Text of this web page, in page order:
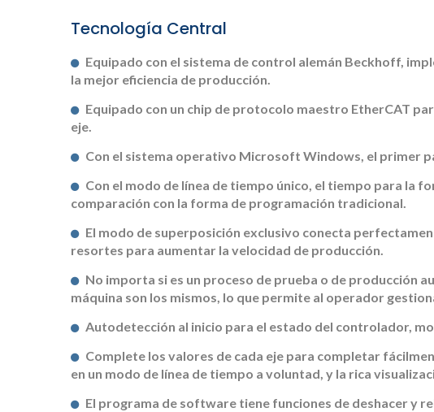
Tecnología Central
Equipado con el sistema de control alemán Beckhoff,
la mejor eficiencia de producción.
Equipado con un chip de protocolo maestro EtherCAT
eje.
Con el sistema operativo Microsoft Windows, el primer
Con el modo de línea de tiempo único, el tiempo para la
comparación con la forma de programación tradicional.
El modo de superposición exclusivo conecta
resortes para aumentar la velocidad de producción.
No importa si es un proceso de prueba o de producción
máquina son los mismos, lo que permite al operador
Autodetección al inicio para el estado del controlador,
Complete los valores de cada eje para completar
en un modo de línea de tiempo a voluntad, y la rica
El programa de software tiene funciones de deshacer y
Formador De Resortes Sin